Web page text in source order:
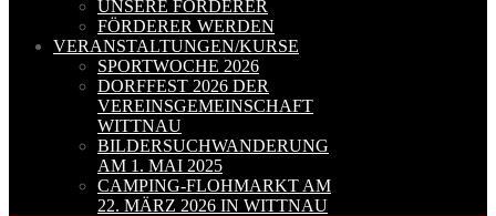
UNSERE FÖRDERER
FÖRDERER WERDEN
VERANSTALTUNGEN/KURSE
SPORTWOCHE 2026
DORFFEST 2026 DER
VEREINSGEMEINSCHAFT
WITTNAU
BILDERSUCHWANDERUNG
AM 1. MAI 2025
CAMPING-FLOHMARKT AM
22. MÄRZ 2026 IN WITTNAU